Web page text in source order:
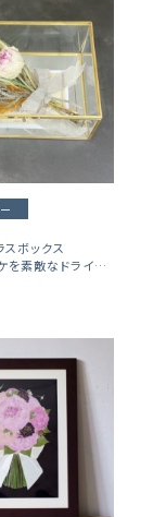
ボックス
想い出のブーケを素敵なドライの花束にして…。 大切な人に伝えたい思いを添えてガラスのBOXに閉じ込めました。（開閉自由） 【BOX詳細】 素材：ガラス・真鍮 サイズ：ｗ210ｍｍ×ｈ80ｍｍ×ｄ150ｍｍ […]